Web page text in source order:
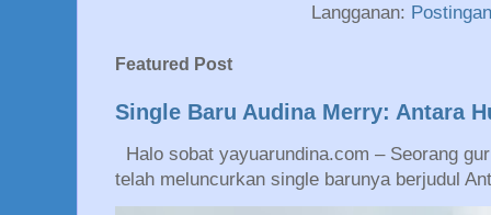
Langganan:
Featured Post
Single Baru Audina Merry: Antara
Halo sobat yayuarundina.com – Seorang
telah meluncurkan single barunya berjudul